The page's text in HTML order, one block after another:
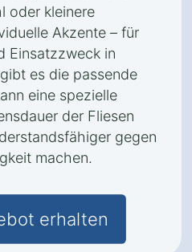
oder kleinere
Akzente – für
Einsatzzweck in
es die passende
eine spezielle
der Fliesen
gegen
machen.
erhalten